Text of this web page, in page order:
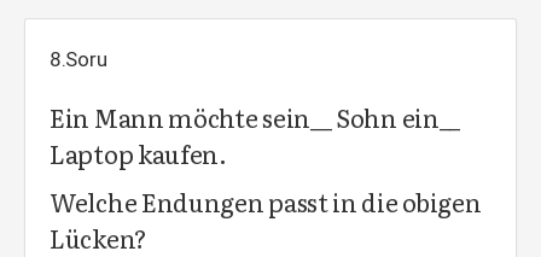
8.Soru
Ein Mann möchte sein__ Sohn ein__
Laptop kaufen.
Welche Endungen passt in die obigen
Lücken?